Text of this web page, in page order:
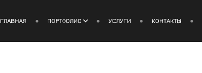
ГЛАВНАЯ ПОРТФОЛИО УСЛУГИ КОНТАКТЫ